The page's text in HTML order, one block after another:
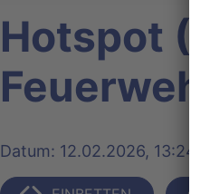
Hotspot
Datum: 12.02.2026, 13:24